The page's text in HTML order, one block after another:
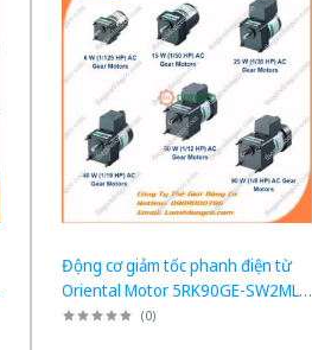
Động cơ giảm tốc phanh điện từ
Oriental Motor 5RK90GE-SW2ML +
5GE100KF công suất 60W tỉ số
(0)